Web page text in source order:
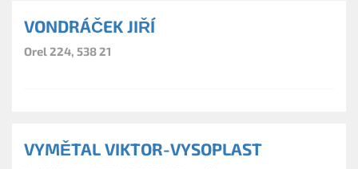
VONDRÁČEK JIŘÍ
Orel 224, 538 21
VYMĚTAL VIKTOR-VYSOPLAST